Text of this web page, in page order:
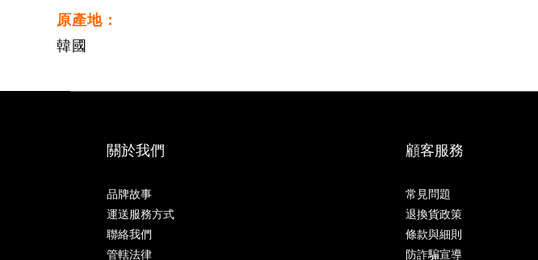
原產地：
韓國
關於我們
品牌故事
運送服務方式
聯絡我們
管轄法律
顧客服務
常見問題
退換貨政策
條款與細則
防詐騙宣導